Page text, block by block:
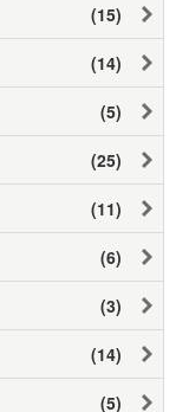
(15)
(14)
(5)
(25)
(11)
(6)
(3)
(14)
(5)